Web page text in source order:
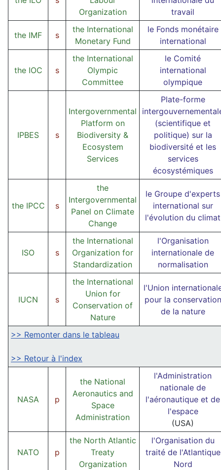
Organization
travail
the IMF s
the International
Monetary Fund
le Fonds monétaire
international
the IOC s
the International
Olympic
Committee
le Comité
international
olympique
IPBES s
Intergovernmental
Platform on
Biodiversity &
Ecosystem
Services
Plate-forme
(scientifique et
politique) sur la
biodiversité et les
services
écosystémiques
the IPCC s
the
Intergovernmental
Panel on Climate
Change
le Groupe d'experts
international sur
l'évolution du climat
ISO s
the International
Organization for
Standardization
l'Organisation
internationale de
normalisation
IUCN s
the International
Union for
Conservation of
Nature
l'Union
pour la conservation
de la nature
>> Remonter dans le tableau
>> Retour à l'index
NASA p
the National
Aeronautics and
Space
Administration
l'Administration
nationale de
l'aéronautique et de
l'espace
(USA)
NATO p
the North Atlantic
Treaty
Organization
l'Organisation du
traité de l'Atlantique
Nord